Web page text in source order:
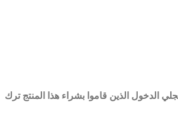
الدخول الذين قاموا بشراء هذا المنتج ترك